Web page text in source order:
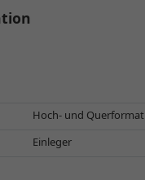
Hoch- und Querformat
Einleger